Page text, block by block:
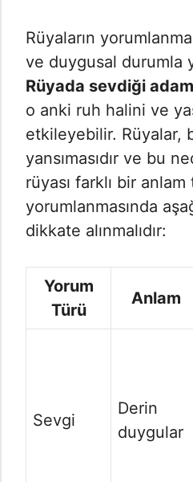
Rüyaların
ve duygusal durumla
Rüyada sevdiği
o anki ruh halini ve
etkileyebilir. Rüyalar,
yansımasıdır ve bu
rüyası farklı bir anlam
yorumlanmasında
dikkate alınmalıdır:
Yorum
Türü
Anlam
Sevgi
Derin
duygular